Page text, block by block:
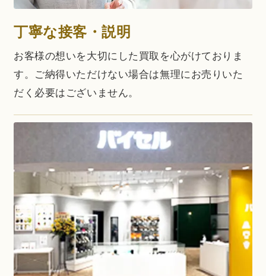
丁寧な接客・説明
お客様の想いを大切にした買取を心がけておりま
す。ご納得いただけない場合は無理にお売りいた
だく必要はございません。